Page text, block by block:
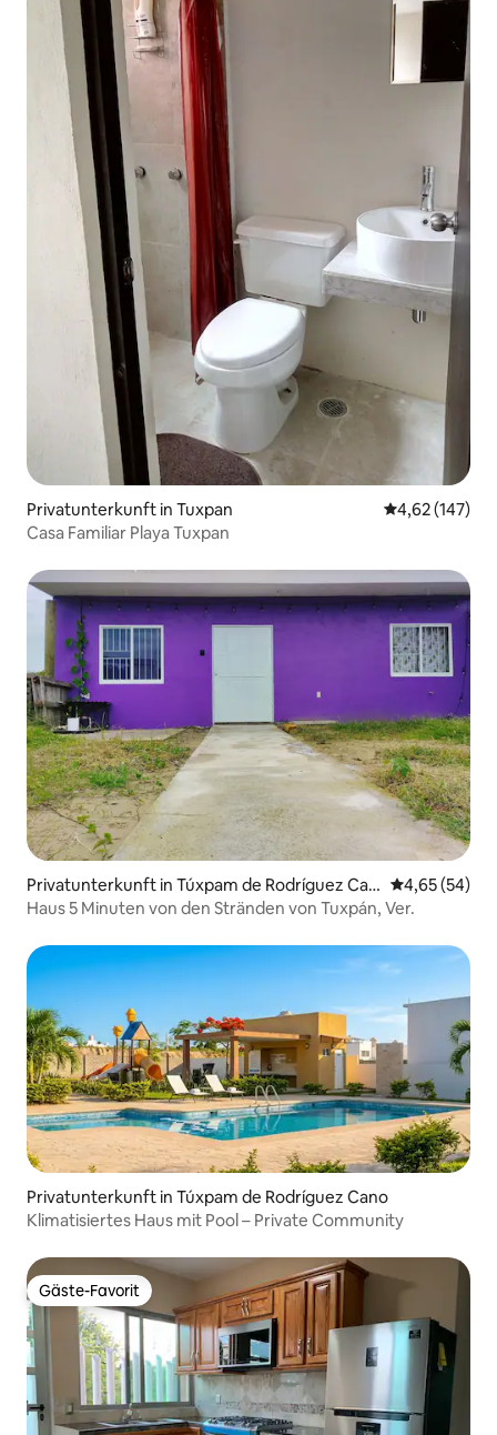
Privatunterkunft in Tuxpan
4,62 (147)
Casa Familiar Playa Tuxpan
Privatunterkunft in Túxpam de Rodríguez Can
o
4,65 (54)
Haus 5 Minuten von den Stränden von Tuxpán, Ver.
Privatunterkunft in Túxpam de Rodríguez Cano
Klimatisiertes Haus mit Pool – Private Community
Gäste-Favorit
Gäste-Favorit